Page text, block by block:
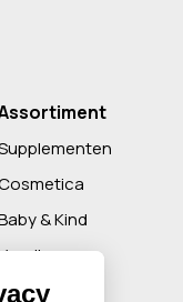
& Kind